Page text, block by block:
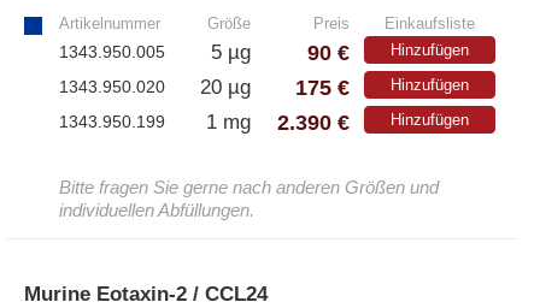
Artikelnummer Größe Preis Einkaufsliste
1343.950.005 5 µg 90 € Hinzufügen
1343.950.020 20 µg 175 € Hinzufügen
1343.950.199 1 mg 2.390 € Hinzufügen
Bitte fragen Sie gerne nach anderen Größen und
individuellen Abfüllungen.
Murine Eotaxin-2 / CCL24